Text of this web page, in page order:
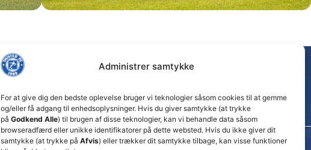
Administrer samtykke
For at give dig den bedste oplevelse bruger vi teknologier såsom cookies til at gemme
og/eller få adgang til enhedsoplysninger. Hvis du giver samtykke (at trykke
på Godkend Alle) til brugen af disse teknologier, kan vi behandle data såsom
browseradfærd eller unikke identifikatorer på dette websted. Hvis du ikke giver dit
samtykke (at trykke på Afvis) eller trækker dit samtykke tilbage, kan visse funktioner